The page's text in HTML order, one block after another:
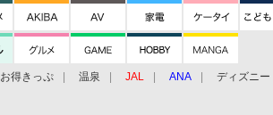
お得きっぷ 温泉 JAL ANA ディズニー